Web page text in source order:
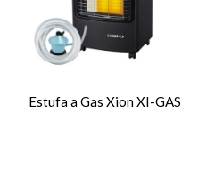
Estufa a Gas Xion XI-GAS